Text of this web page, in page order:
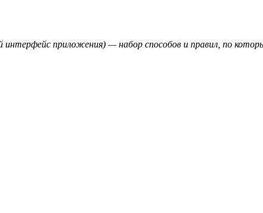
приложения) — набор способов и правил, по